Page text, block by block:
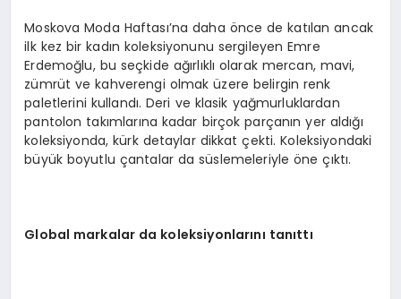
Moskova Moda Haftası’na daha önce de katılan ancak
ilk kez bir kadın koleksiyonunu sergileyen Emre
Erdemoğlu, bu seçkide ağırlıklı olarak mercan, mavi,
zümrüt ve kahverengi olmak üzere belirgin renk
paletlerini kullandı. Deri ve klasik yağmurluklardan
pantolon takımlarına kadar birçok parçanın yer aldığı
koleksiyonda, kürk detaylar dikkat çekti. Koleksiyondaki
büyük boyutlu çantalar da süslemeleriyle öne çıktı.
Global markalar da koleksiyonlarını tanıttı